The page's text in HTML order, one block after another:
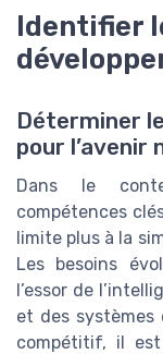
Identifier
Déterminer
pour l’avenir
Dans le
compétences
limite plus à la
Les besoins
l’essor de
et des systèmes
compétitif, il est